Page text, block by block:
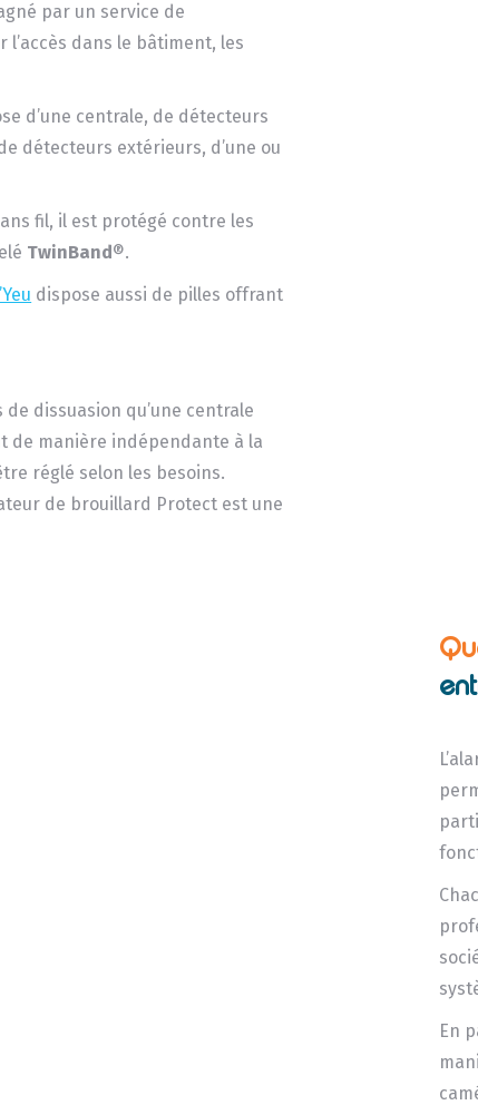
par un service de
dans le bâtiment, les
d’une centrale, de détecteurs
détecteurs extérieurs, d’une ou
fil, il est protégé contre les
TwinBand®.
dispose aussi de pilles offrant
dissuasion qu’une centrale
de manière indépendante à la
réglé selon les besoins.
de brouillard Protect est une
En